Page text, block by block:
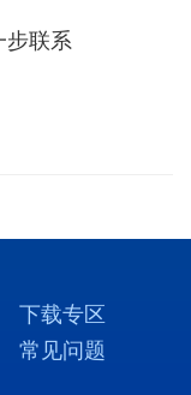
步联系
下载专区
常见问题